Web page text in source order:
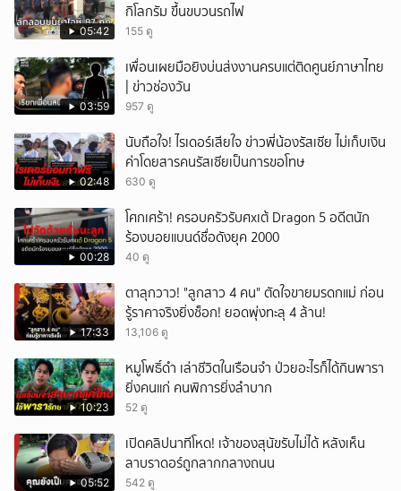
05:42
กิโลกรัม ขึ้นขบวนรถไฟ
155 ดู
03:59
เพื่อนเผยมือยิงบ่นส่งงานครบแต่ติดศูนย์ภาษาไทย
| ข่าวช่องวัน
957 ดู
02:48
นับถือใจ! ไรเดอร์เสียใจ ข่าวพี่น้องรัสเซีย ไม่เก็บเงิน
ค่าโดยสารคนรัสเซียเป็นการขอโทษ
630 ดู
00:28
โศกเศร้า! ครอบครัวรับศxเต้ Dragon 5 อดีตนัก
ร้องบอยแบนด์ชื่อดังยุค 2000
40 ดู
17:33
ตาลุกวาว! "ลูกสาว 4 คน" ตัดใจขายมรดกแม่ ก่อน
รู้ราคาจริงยิ่งช็อก! ยอดพุ่งทะลุ 4 ล้าน!
13,106 ดู
10:23
หมูโพธิ์ดำ เล่าชีวิตในเรือนจำ ป่วยอะไรก็ได้กินพารา
ยิ่งคนแก่ คนพิการยิ่งลำบาก
52 ดู
05:52
เปิดคลิปนาทีโหด! เจ้าของสุนัขรับไม่ได้ หลังเห็น
ลาบราดอร์ถูกลากกลางถนน
542 ดู